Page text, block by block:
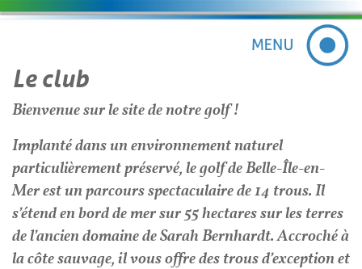
Le club
Bienvenue sur le site de notre golf !
Implanté dans un environnement naturel
particulièrement préservé, le golf de Belle-Île-en-
Mer est un parcours spectaculaire de 14 trous. Il
s’étend en bord de mer sur 55 hectares sur les terres
de l’ancien domaine de Sarah Bernhardt. Accroché à
la côte sauvage, il vous offre des trous d’exception et